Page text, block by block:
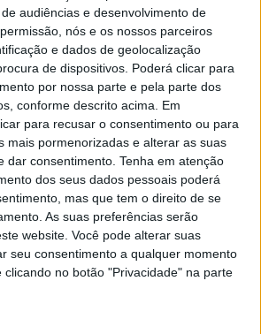
audiências e desenvolvimento de
nós e os nossos parceiros
e dados de geolocalização
de dispositivos. Poderá clicar para
por nossa parte e pela parte dos
conforme descrito acima. Em
para recusar o consentimento ou para
mais pormenorizadas e alterar as suas
dar consentimento. Tenha em atenção
dos seus dados pessoais poderá
mas que tem o direito de se
As suas preferências serão
website. Você pode alterar suas
seu consentimento a qualquer momento
clicando no botão "Privacidade" na parte
de Viseu e ainda no último
João de Ver apontou um hat-trick.
para ouvir na Estação Diária – 96.8
.
Pub
Futebol Viseu